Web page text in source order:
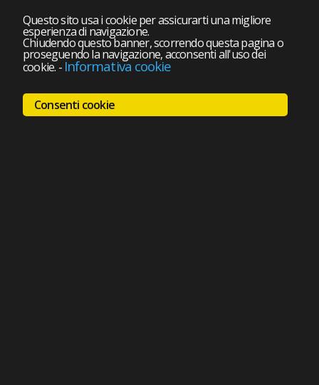
Questo sito usa i cookie per assicurarti una migliore
esperienza di navigazione.
Chiudendo questo banner, scorrendo questa pagina o
proseguendo la navigazione, acconsenti all'uso dei
cookie. - Informativa cookie
Consenti cookie